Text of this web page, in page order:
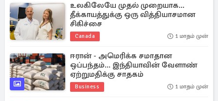
உலகிலேயே முதல் முறையாக...
தீக்காயத்துக்கு ஒரு வித்தியாசமான
சிகிச்சை
Canada 1 மாதம் முன்
ஈரான் - அமெரிக்க சமாதான
ஒப்பந்தம்... இந்தியாவின் வேளாண்
ஏற்றுமதிக்கு சாதகம்
Business 1 மாதம் முன்